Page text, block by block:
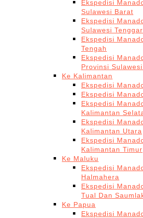
Ekspedisi
Sulawesi Barat
Ekspedisi
Sulawesi
Ekspedisi
Tengah
Ekspedisi
Provinsi
Ke Kalimantan
Ekspedisi
Ekspedisi
Ekspedisi
Kalimantan
Ekspedisi
Kalimantan Utara
Ekspedisi
Kalimantan Timur
Ke Maluku
Ekspedisi
Halmahera
Ekspedisi
Tual Dan
Ke Papua
Ekspedisi